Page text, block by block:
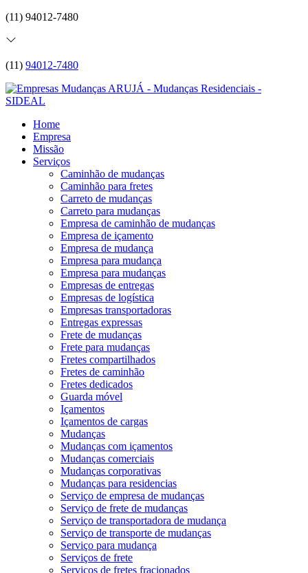
(11) 94012-7480
(11) 94012-7480
Home
Empresa
Missão
Serviços
Caminhão de mudanças
Caminhão para fretes
Carreto de mudanças
Carreto para mudanças
Empresa de caminhão de mudanças
Empresa de içamento
Empresa de mudança
Empresa para mudança
Empresa para mudanças
Empresas de entregas
Empresas de logística
Empresas transportadoras
Entregas expressas
Frete de mudanças
Frete para mudanças
Fretes compartilhados
Fretes de caminhão
Fretes dedicados
Guarda móvel
Içamentos
Içamentos de cargas
Mudanças
Mudanças com içamentos
Mudanças comerciais
Mudanças corporativas
Mudanças para residencias
Serviço de empresa de mudanças
Serviço de frete de mudanças
Serviço de transportadora de mudança
Serviço de transporte de mudanças
Serviço para mudança
Serviços de frete
Serviços de fretes fracionados